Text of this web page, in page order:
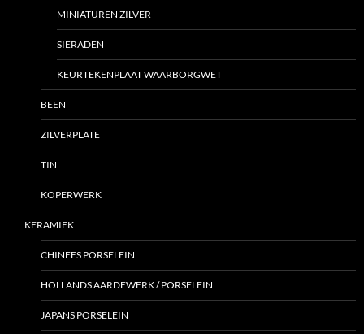
MINIATUREN ZILVER
SIERADEN
KEURTEKENPLAAT WAARBORGWET
BEEN
ZILVERPLATE
TIN
KOPERWERK
KERAMIEK
CHINEES PORSELEIN
HOLLANDS AARDEWERK / PORSELEIN
JAPANS PORSELEIN